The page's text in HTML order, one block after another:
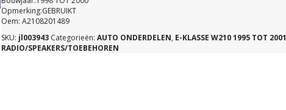
A2108201489
aantal
Opmerking:GEBRUIKT
Oem: A2108201489
SKU: jl003943 Categorieën: AUTO ONDERDELEN, E-KLASSE W210 1995 TOT 2001
RADIO/SPEAKERS/TOEBEHOREN